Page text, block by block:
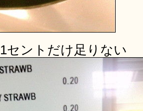
セントだけ足りない